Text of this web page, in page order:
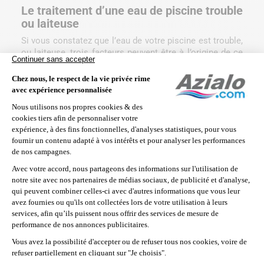
Le traitement d’une eau de piscine trouble
ou laiteuse
Si vous constatez que l’eau de votre piscine est trouble,
ou laiteuse, trois facteurs peuvent être à l’origine de ce
problème :
Un pH incorrect
: Pensez bien à réajuster le pH entre
7,0 et 7,4. Effectuez un traitement choc avec votre
produit habituel afin de rétablir un déséquilibre trop
important.
Un taux de chlore insuffisant: L’eau de votre piscine
peut être trouble à cause d’une désinfection
insuffisante. Si tel est le cas, il vous faut prendre des
mesures drastiques pour y remédier : effectuez sans
tarder untraitement choc au chlore, une floculation,
procédez à des lavages répétés du filtre, et faîtes
fonctionner la filtration pendant 24h en continu.
Un problème de sur-stabilisation: Une eau de piscine
peut virer trouble si celle-ci est sur-stabilisée. Vérifiez
donc votre taux de stabilisant. En cas de sur-
stabilisation de 100 à 150ppm, vidangez 1/3 du